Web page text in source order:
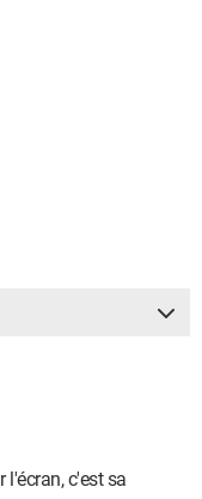
l'écran, c'est sa